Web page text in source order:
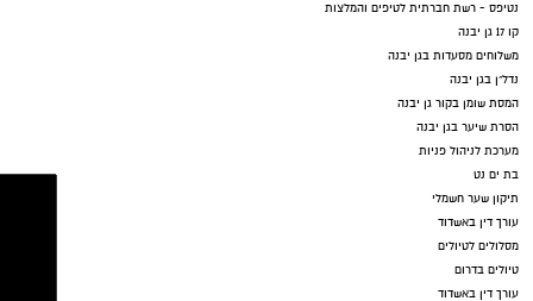
נטיפס - רשת חברתית לטיפים והמלצות
קו 17 גן יבנה
משלוחים מסעדות בגן יבנה
נדל"ן בגן יבנה
המסת שומן בקור גן יבנה
הסרת שיער בגן יבנה
מערכת לניהול פניות
בת ים נט
תיקון שער חשמלי
עורך דין באשדוד
מסלולים לטיולים
טיולים בדרום
עורך דין באשדוד